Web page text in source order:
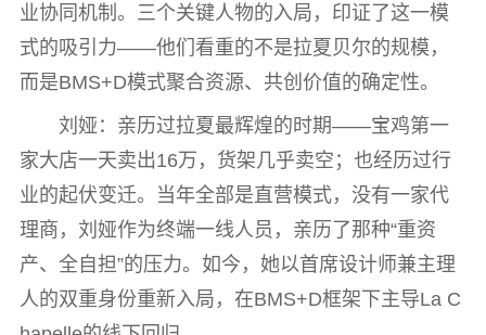
业协同机制。三个关键人物的入局，印证了这一模
式的吸引力——他们看重的不是拉夏贝尔的规模，
而是BMS+D模式聚合资源、共创价值的确定性。
刘娅：亲历过拉夏最辉煌的时期——宝鸡第一
家大店一天卖出16万，货架几乎卖空；也经历过行
业的起伏变迁。当年全部是直营模式，没有一家代
理商，刘娅作为终端一线人员，亲历了那种“重资
产、全自担”的压力。如今，她以首席设计师兼主理
人的双重身份重新入局，在BMS+D框架下主导La C